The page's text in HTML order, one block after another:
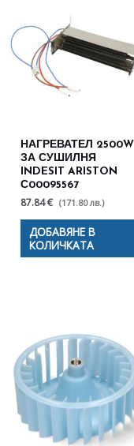
НАГРЕВАТЕЛ 2500W
ЗА СУШИЛНЯ
INDESIT ARISTON
С00095567
87.84 € (171.80 лв.)
ДОБАВЯНЕ В
КОЛИЧКАТА